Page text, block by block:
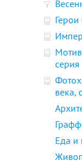
серия
века,
Еда и